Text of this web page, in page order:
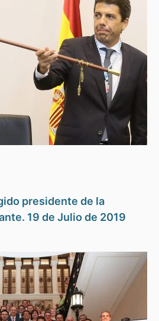
presidente de la
19 de Julio de 2019